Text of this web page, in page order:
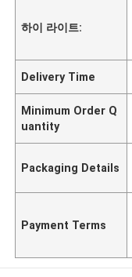
하이 라이트:
Delivery Time
Minimum Order Q
uantity
Packaging Details
Payment Terms